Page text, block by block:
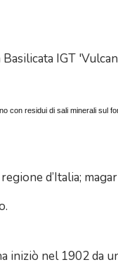
IGT
con residui di sali minerali sul
d’Italia;
iniziò nel 1902 da